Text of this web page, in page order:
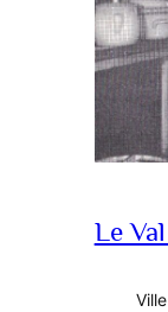
Le